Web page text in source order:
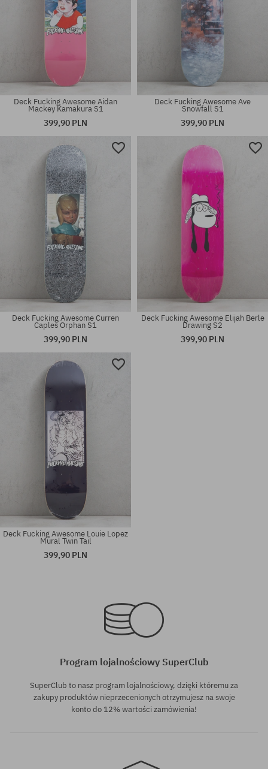
Dostępne rozmiary:
Dostępne rozmiary:
Dostępne rozmiary:
Deck Fucking Awesome Aidan
Mackey Kamakura S1
399,90 PLN
Deck Fucking Awesome Ave
Snowfall S1
399,90 PLN
Deck Fucking Awesome Curren
Caples Orphan S1
399,90 PLN
Deck Fucking Awesome Elijah Berle
Drawing S2
399,90 PLN
Deck Fucking Awesome Louie Lopez
Mural Twin Tail
399,90 PLN
Program lojalnościowy SuperClub
SuperClub to nasz program lojalnościowy, dzięki któremu za
zakupy produktów nieprzecenionych otrzymujesz na swoje
konto do 12% wartości zamówienia!